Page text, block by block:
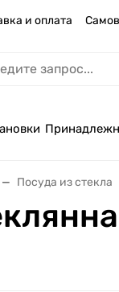
и оплата
Посуда из стекла